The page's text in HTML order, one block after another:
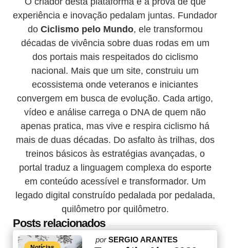
Posts relacionados
Posted
porSERGIO ARANTES
experiência e inovação pedalam juntas. Fundador
do Ciclismo pelo Mundo, ele transformou
décadas de vivência sobre duas rodas em um
dos portais mais respeitados do ciclismo
nacional. Mais que um site, construiu um
ecossistema onde veteranos e iniciantes
convergem em busca de evolução. Cada artigo,
vídeo e análise carrega o DNA de quem não
apenas pratica, mas vive e respira ciclismo há
mais de duas décadas. Do asfalto às trilhas, dos
treinos básicos às estratégias avançadas, o
portal traduz a linguagem complexa do esporte
em conteúdo acessível e transformador. Um
legado digital construído pedalada por pedalada,
quilômetro por quilômetro.